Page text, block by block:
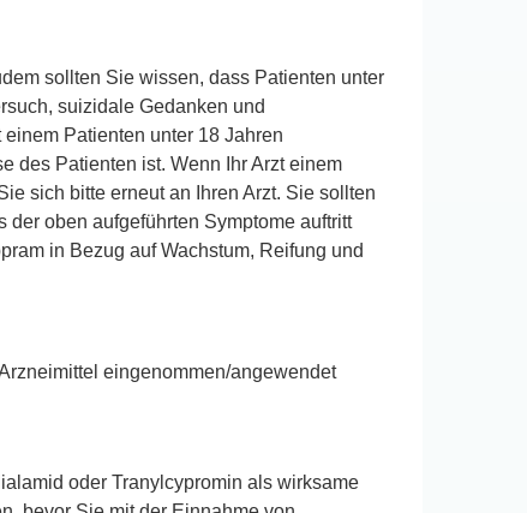
sollten Sie wissen, dass Patienten unter
suizidale Gedanken und
Patienten unter 18 Jahren
des Patienten ist. Wenn Ihr Arzt einem
sich bitte erneut an Ihren Arzt. Sie sollten
der oben aufgeführten Symptome auftritt
in Bezug auf Wachstum, Reifung und
eingenommen/angewendet
oder Tranylcypromin als wirksame